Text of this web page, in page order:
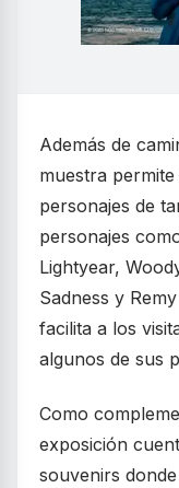
Además de
muestra
personajes de
personajes
Lightyear,
Sadness y
facilita a los
algunos de sus
Como
exposición
souvenirs